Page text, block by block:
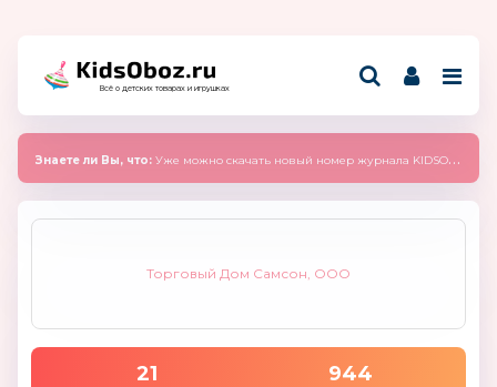
Всё о детских товарах и игрушках
Знаете ли Вы, что: Уже можно скачать новый номер журнала KIDSOBOZ 2025 (сентябрь)
Торговый Дом Самсон, ООО
21 944